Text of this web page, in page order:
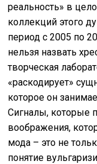
реальность» в
коллекций этого
период с 2005 по
нельзя назвать
творческая
«раскодирует»
которое он
Сигналы, которые
воображения,
мода – это не
понятие